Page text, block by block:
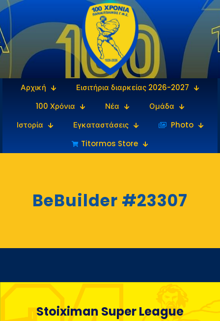
Αρχική
Εισιτήρια διαρκείας 2026-2027
100 Χρόνια
Νέα
Ομάδα
Ιστορία
Εγκαταστάσεις
‎‏‏‎ ‎Photo
Titormos Store
BeBuilder #23307
Stoiximan Super League